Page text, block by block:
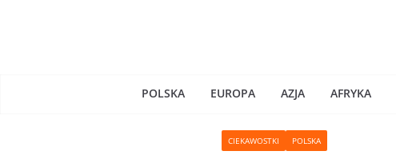
POLSKA EUROPA AZJA AFRYKA
CIEKAWOSTKI POLSKA